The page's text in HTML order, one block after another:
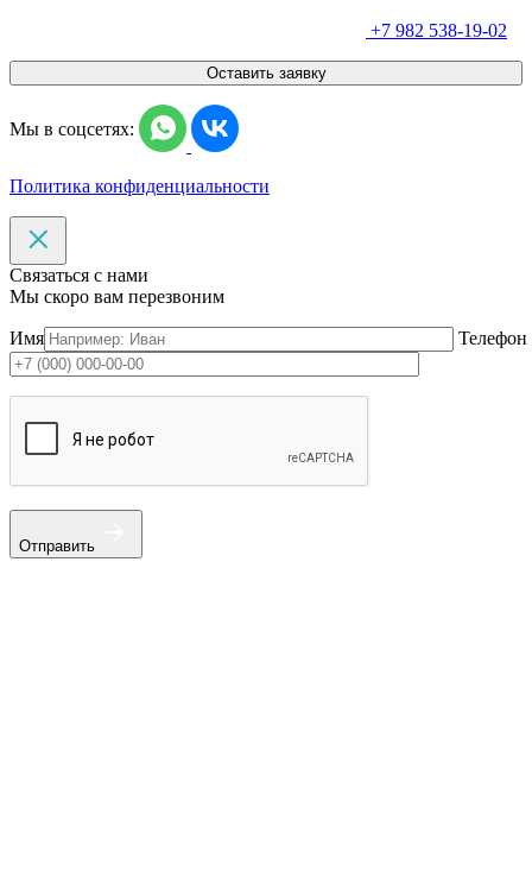
+7 982 538-19-02
Оставить заявку
Мы в соцсетях:
Политика конфиденциальности
Связаться с нами
Мы скоро вам перезвоним
Имя Телефон
Отправить